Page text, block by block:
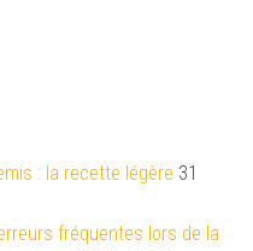
: la recette légère 31
fréquentes lors de la